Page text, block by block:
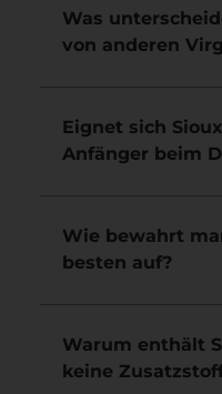
Was
von anderen
Eignet sich
Anfänger beim
Wie bewahrt
besten auf?
Warum enthält
keine